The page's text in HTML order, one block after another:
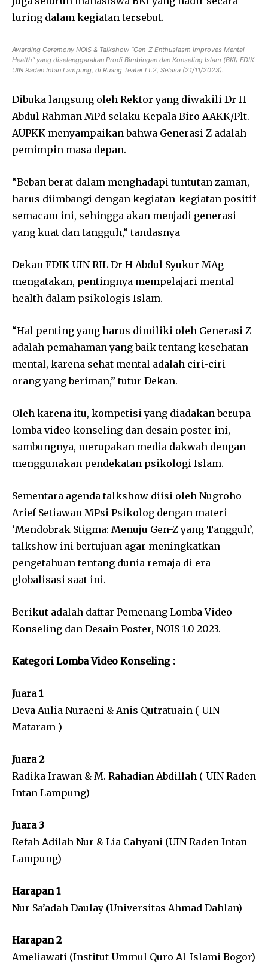
luring dalam kegiatan tersebut.
Awarding Ceremony NOIS & Talkshow “Gen-Z Enthusiasm Improves Mental
Health” yang diselenggarakan Prodi Bimbingan dan Konseling Islam (BKI) FDIK
UIN Raden Intan Lampung, di Ruang Teater Lt.2, Selasa (21/11/2023).
Dibuka langsung oleh Rektor yang diwakili Dr H
Abdul Rahman MPd selaku Kepala Biro AAKK/Plt.
AUPKK menyampaikan bahwa Generasi Z adalah
pemimpin masa depan.
“Beban berat dalam menghadapi tuntutan zaman,
harus diimbangi dengan kegiatan-kegiatan positif
semacam ini, sehingga akan menjadi generasi
yang kuat dan tangguh,” tandasnya
Dekan FDIK UIN RIL Dr H Abdul Syukur MAg
mengatakan, pentingnya mempelajari mental
health dalam psikologis Islam.
“Hal penting yang harus dimiliki oleh Generasi Z
adalah pemahaman yang baik tentang kesehatan
mental, karena sehat mental adalah ciri-ciri
orang yang beriman,” tutur Dekan.
Oleh karena itu, kompetisi yang diadakan berupa
lomba video konseling dan desain poster ini,
sambungnya, merupakan media dakwah dengan
menggunakan pendekatan psikologi Islam.
Sementara agenda talkshow diisi oleh Nugroho
Arief Setiawan MPsi Psikolog dengan materi
‘Mendobrak Stigma: Menuju Gen-Z yang Tangguh’,
talkshow ini bertujuan agar meningkatkan
pengetahuan tentang dunia remaja di era
globalisasi saat ini.
Berikut adalah daftar Pemenang Lomba Video
Konseling dan Desain Poster, NOIS 1.0 2023.
Kategori Lomba Video Konseling :
Juara 1
Deva Aulia Nuraeni & Anis Qutratuain ( UIN
Mataram )
Juara 2
Radika Irawan & M. Rahadian Abdillah ( UIN Raden
Intan Lampung)
Juara 3
Refah Adilah Nur & Lia Cahyani (UIN Raden Intan
Lampung)
Harapan 1
Nur Sa’adah Daulay (Universitas Ahmad Dahlan)
Harapan 2
Ameliawati (Institut Ummul Quro Al-Islami Bogor)